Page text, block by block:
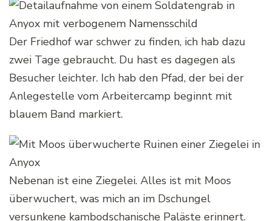
Der Friedhof war schwer zu finden, ich hab dazu
zwei Tage gebraucht. Du hast es dagegen als
Besucher leichter. Ich hab den Pfad, der bei der
Anlegestelle vom Arbeitercamp beginnt mit
blauem Band markiert.
Nebenan ist eine Ziegelei. Alles ist mit Moos
überwuchert, was mich an im Dschungel
versunkene kambodschanische Paläste erinnert.